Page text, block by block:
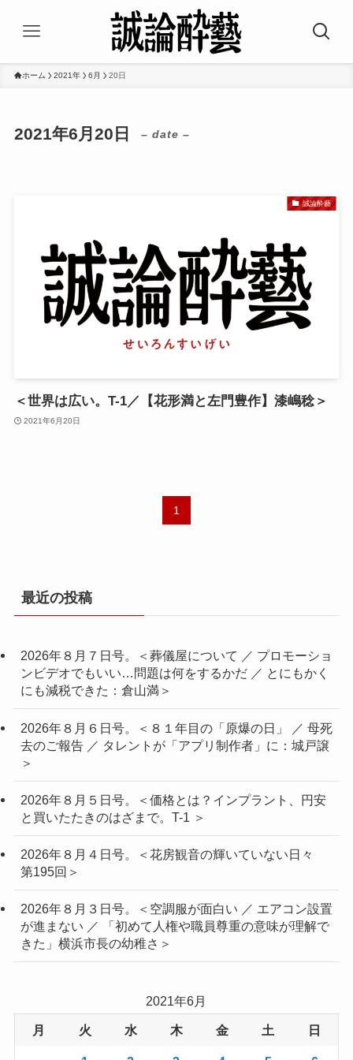
ホーム 2021年 6月 20日
2021年6月20日 – date –
誠論酔藝
＜世界は広い。T-1／【花形満と左門豊作】漆嶋稔＞
2021年6月20日
1
最近の投稿
2026年８月７日号。＜葬儀屋について ／ プロモーショ
ンビデオでもいい…問題は何をするかだ ／ とにもかく
にも減税できた：倉山満＞
2026年８月６日号。＜８１年目の「原爆の日」 ／ 母死
去のご報告 ／ タレントが「アプリ制作者」に：城戸譲
＞
2026年８月５日号。＜価格とは？インプラント、円安
と買いたたきのはざまで。T-1 ＞
2026年８月４日号。＜花房観音の輝いていない日々
第195回＞
2026年８月３日号。＜空調服が面白い ／ エアコン設置
が進まない ／ 「初めて人権や職員尊重の意味が理解で
きた」横浜市長の幼稚さ＞
2021年6月
月 火 水 木 金 土 日